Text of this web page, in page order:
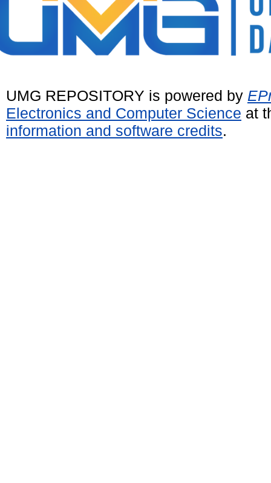
UMG REPOSITORY is powered by
Electronics and Computer Science at
information and software credits.